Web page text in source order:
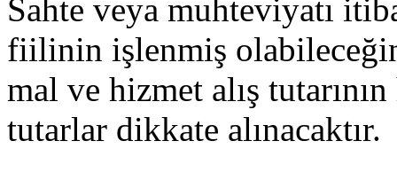
Sahte veya muhteviyatı
fiilinin işlenmiş
mal ve hizmet alış
tutarlar dikkate alınacaktır.